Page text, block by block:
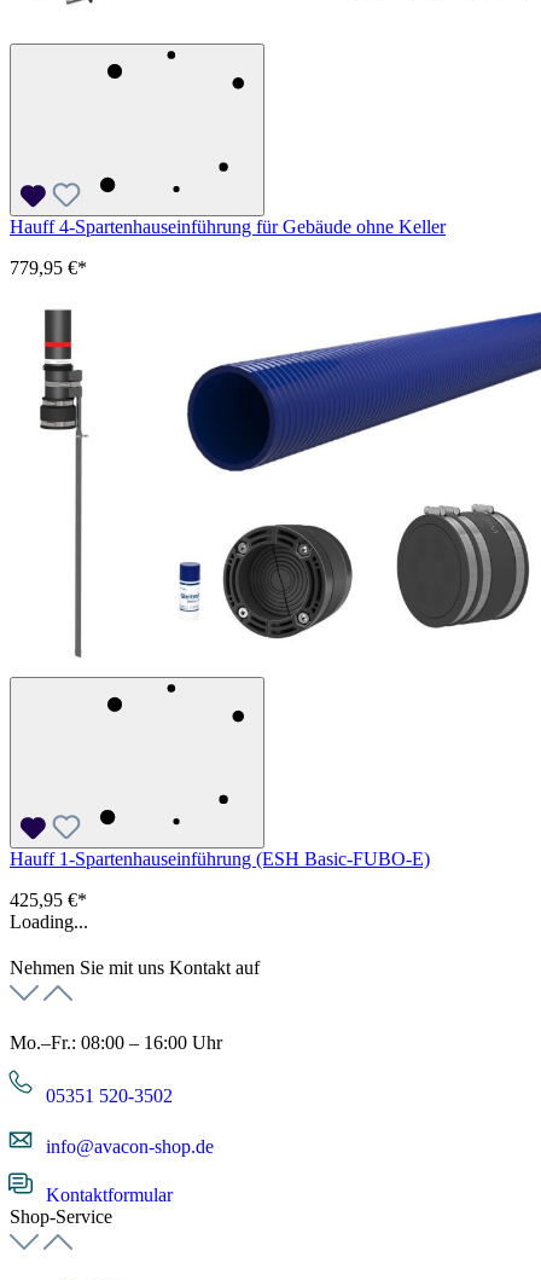
Hauff 4-Spartenhauseinführung für Gebäude ohne Keller
779,95 €*
Hauff 1-Spartenhauseinführung (ESH Basic-FUBO-E)
425,95 €*
Loading...
Nehmen Sie mit uns Kontakt auf
Mo.–Fr.: 08:00 – 16:00 Uhr
05351 520-3502
info@avacon-shop.de
Kontaktformular
Shop-Service